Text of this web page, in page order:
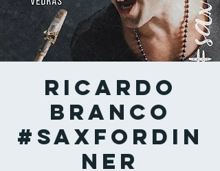
Ricardo
Branco
#SaxForDin
ner